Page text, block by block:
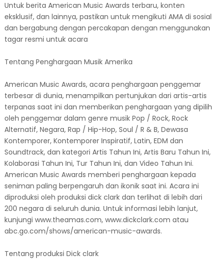
Untuk berita American Music Awards terbaru, konten
eksklusif, dan lainnya, pastikan untuk mengikuti AMA di sosial
dan bergabung dengan percakapan dengan menggunakan
tagar resmi untuk acara
Tentang Penghargaan Musik Amerika
American Music Awards, acara penghargaan penggemar
terbesar di dunia, menampilkan pertunjukan dari artis-artis
terpanas saat ini dan memberikan penghargaan yang dipilih
oleh penggemar dalam genre musik Pop / Rock, Rock
Alternatif, Negara, Rap / Hip-Hop, Soul / R & B, Dewasa
Kontemporer, Kontemporer Inspiratif, Latin, EDM dan
Soundtrack, dan kategori Artis Tahun Ini, Artis Baru Tahun Ini,
Kolaborasi Tahun Ini, Tur Tahun Ini, dan Video Tahun Ini.
American Music Awards memberi penghargaan kepada
seniman paling berpengaruh dan ikonik saat ini. Acara ini
diproduksi oleh produksi dick clark dan terlihat di lebih dari
200 negara di seluruh dunia. Untuk informasi lebih lanjut,
kunjungi www.theamas.com, www.dickclark.com atau
abc.go.com/shows/american-music-awards.
Tentang produksi Dick clark